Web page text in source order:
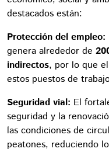
destacados están:
Protección del empleo:
genera alrededor de
indirectos, por lo que
estos puestos de
Seguridad vial: El
seguridad y la
las condiciones de
peatones, reduciendo